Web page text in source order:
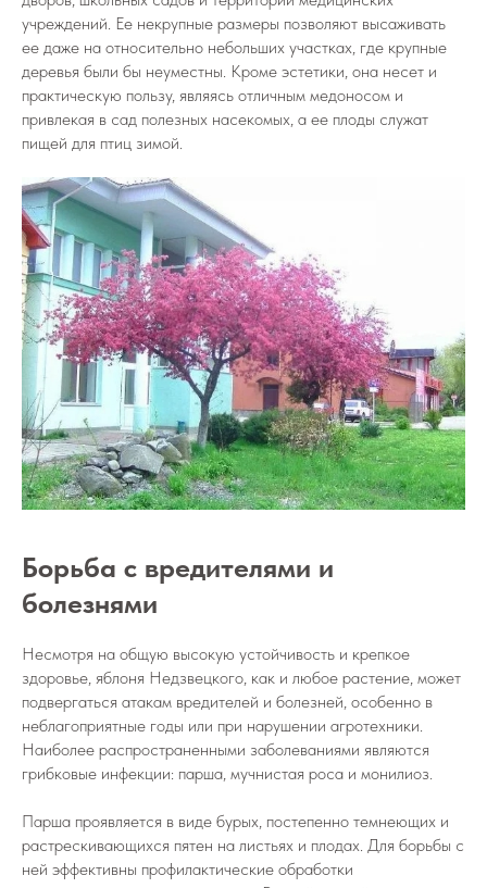
учреждений. Ее некрупные размеры позволяют высаживать
ее даже на относительно небольших участках, где крупные
деревья были бы неуместны. Кроме эстетики, она несет и
практическую пользу, являясь отличным медоносом и
привлекая в сад полезных насекомых, а ее плоды служат
пищей для птиц зимой.
Борьба с вредителями и
болезнями
Несмотря на общую высокую устойчивость и крепкое
здоровье, яблоня Недзвецкого, как и любое растение, может
подвергаться атакам вредителей и болезней, особенно в
неблагоприятные годы или при нарушении агротехники.
Наиболее распространенными заболеваниями являются
грибковые инфекции: парша, мучнистая роса и монилиоз.
Парша проявляется в виде бурых, постепенно темнеющих и
растрескивающихся пятен на листьях и плодах. Для борьбы с
ней эффективны профилактические обработки